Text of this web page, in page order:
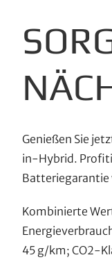
Genießen Sie
in-Hybrid.
Batteriegarantie
Kombinierte
45 g/km; CO2-